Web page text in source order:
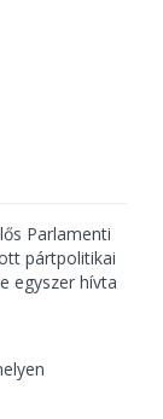
Parlamenti
pártpolitikai
egyszer hívta